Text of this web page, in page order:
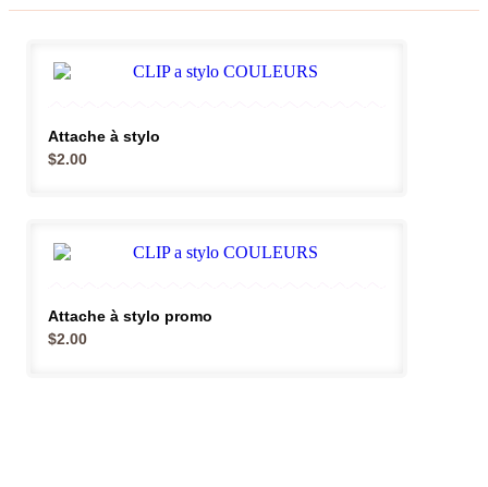
Attache à stylo
$2.00
Attache à stylo promo
$2.00